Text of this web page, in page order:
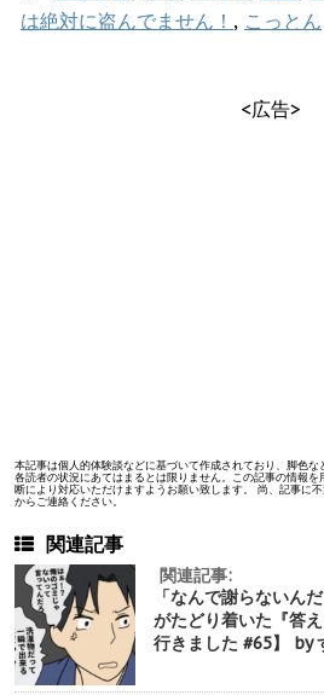
は絶対に盗んでません！ , こっとん
<広告>
本記事は個人的体験談などに基づいて作成されており、脚色
各読者の状況にあてはまるとは限りません。この記事の情報
断により対応いただけますようお願い致します。 尚、記事に
からご連絡ください。
関連記事
関連記事:
「なんで謝らないん
がたどり着いた『答
行きました #65】 by